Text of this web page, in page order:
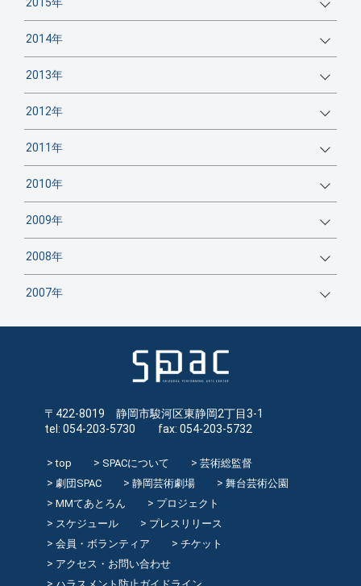
2014年
2013年
2012年
2011年
2010年
2009年
2008年
2007年
〒422-8019 静岡市駿河区東静岡2丁目3-1
tel: 054-203-5730 fax: 054-203-5732
top SPACについて
芸術総監督
劇団SPAC
静岡芸術劇場
舞台芸術公園
MMてあとろん
プロジェクト
スケジュール
プレスリリース
会員・ボランティア
チケット
アクセス・お問い合わせ